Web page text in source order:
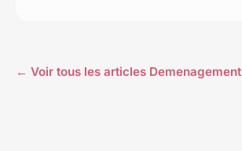
← Voir tous les articles Demenagement